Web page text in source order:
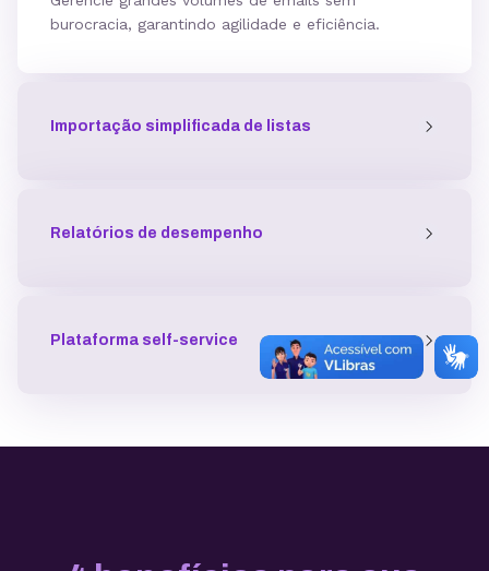
burocracia, garantindo agilidade e eficiência.
Importação simplificada de listas
Relatórios de desempenho
Plataforma self-service